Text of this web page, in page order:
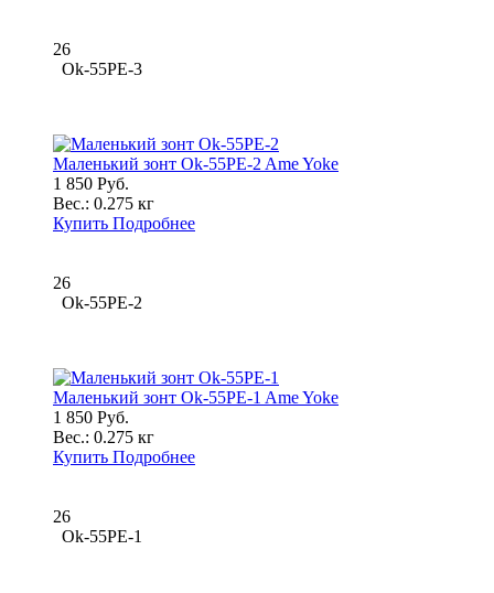
26
Ok-55PE-3
Маленький зонт Ok-55PE-2 Ame Yoke
1 850 Руб.
Вес.: 0.275 кг
Купить Подробнее
26
Ok-55PE-2
Маленький зонт Ok-55PE-1 Ame Yoke
1 850 Руб.
Вес.: 0.275 кг
Купить Подробнее
26
Ok-55PE-1